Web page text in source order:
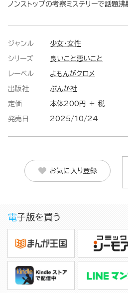
ノンストップの考察ミステリーで話題沸
ジャンル 少女・女性
シリーズ 良いこと悪いこと
レーベル よもんがクロメ
出版社 ぶんか社
定価 本体200円 ＋ 税
発売日 2025/10/24
お気に入り登録
電子版を買う